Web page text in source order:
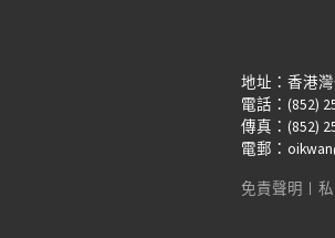
地址：香港
電話：(852)
傳真：(852)
電郵：
免責聲明